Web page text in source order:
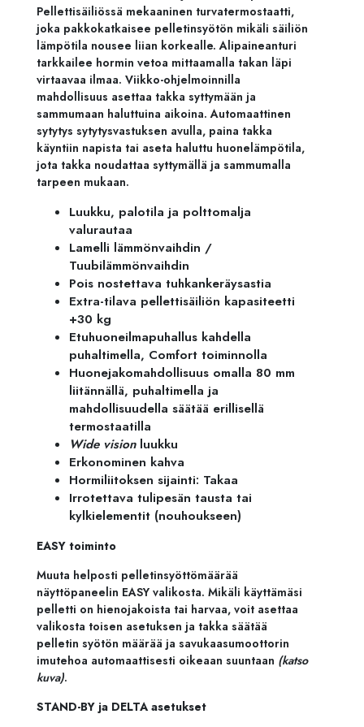
Pellettisäiliössä mekaaninen turvatermostaatti,
joka pakkokatkaisee pelletinsyötön mikäli säiliön
lämpötila nousee liian korkealle. Alipaineanturi
tarkkailee hormin vetoa mittaamalla takan läpi
virtaavaa ilmaa. Viikko-ohjelmoinnilla
mahdollisuus asettaa takka syttymään ja
sammumaan haluttuina aikoina. Automaattinen
sytytys sytytysvastuksen avulla, paina takka
käyntiin napista tai aseta haluttu huonelämpötila,
jota takka noudattaa syttymällä ja sammumalla
tarpeen mukaan.
Luukku, palotila ja polttomalja
valurautaa
Lamelli lämmönvaihdin /
Tuubilämmönvaihdin
Pois nostettava tuhkankeräysastia
Extra-tilava pellettisäiliön kapasiteetti
+30 kg
Etuhuoneilmapuhallus kahdella
puhaltimella, Comfort toiminnolla
Huonejakomahdollisuus omalla 80 mm
liitännällä, puhaltimella ja
mahdollisuudella säätää erillisellä
termostaatilla
Wide vision luukku
Erkonominen kahva
Hormiliitoksen sijainti: Takaa
Irrotettava tulipesän tausta tai
kylkielementit (nouhoukseen)
EASY toiminto
Muuta helposti pelletinsyöttömäärää
näyttöpaneelin EASY valikosta. Mikäli käyttämäsi
pelletti on hienojakoista tai harvaa, voit asettaa
valikosta toisen asetuksen ja takka säätää
pelletin syötön määrää ja savukaasumoottorin
imutehoa automaattisesti oikeaan suuntaan (katso
kuva).
STAND-BY ja DELTA asetukset